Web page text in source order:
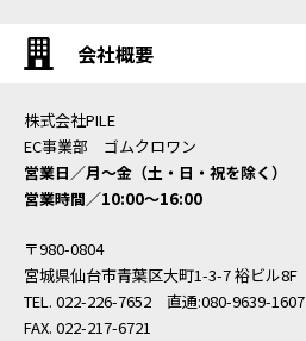
会社概要
株式会社PILE
EC事業部 ゴムクロワン
営業日／月〜金（土・日・祝を除く）
営業時間／10:00〜16:00
〒980-0804
宮城県仙台市青葉区大町1-3-7 裕ビル8F
TEL. 022-226-7652 直通:080-9639-1607
FAX. 022-217-6721